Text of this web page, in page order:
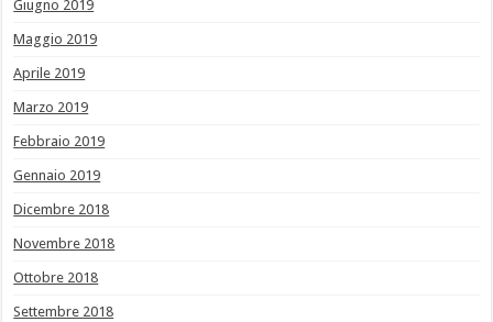
Giugno 2019
Maggio 2019
Aprile 2019
Marzo 2019
Febbraio 2019
Gennaio 2019
Dicembre 2018
Novembre 2018
Ottobre 2018
Settembre 2018